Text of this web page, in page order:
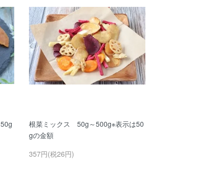
根菜ミックス 50g～500g※表示は50
gの金額
357円(税26円)